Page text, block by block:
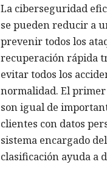
La ciberseguridad
se pueden reducir a
prevenir todos los
recuperación rápida
evitar todos los
normalidad. El primer
son igual de
clientes con datos
sistema encargado
clasificación ayuda a